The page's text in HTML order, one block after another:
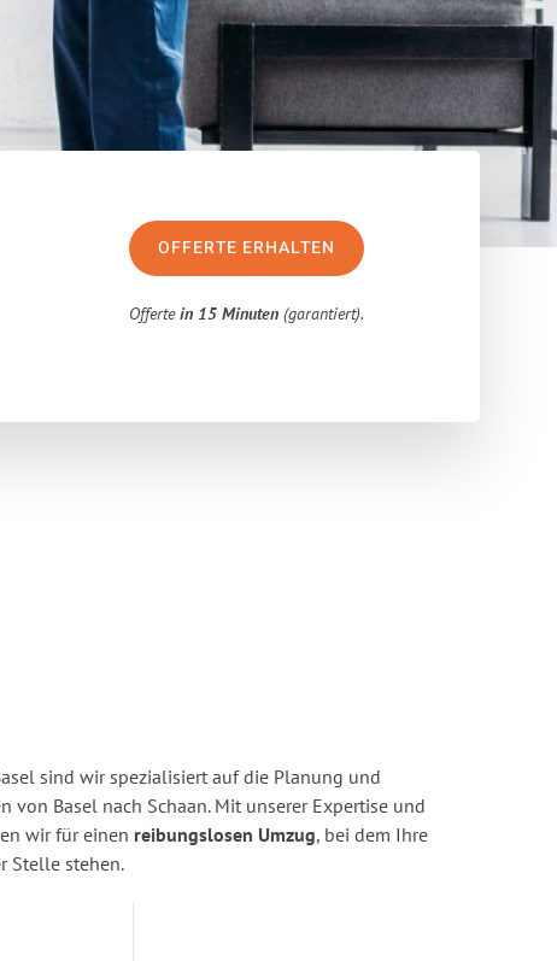
OFFERTE ERHALTEN
Offertein 15 Minuten (garantiert).
sind wir spezialisiert auf die Planung und
von Basel nach Schaan. Mit unserer Expertise und
wir für einen reibungslosen Umzug, bei dem Ihre
Stelle stehen.